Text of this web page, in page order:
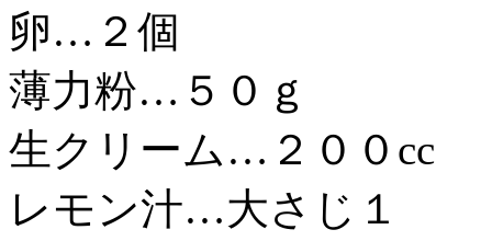
卵…２個
薄力粉…５０ｇ
生クリーム…２００cc
レモン汁…大さじ１